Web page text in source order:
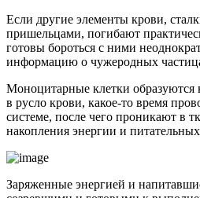
Если другие элементы крови,
пришельцами, погибают
готовы бороться с ними
информацию о чужеродных
Моноцитарные клетки образуются
в русло крови, какое-то время
системе, после чего проникают в
накопления энергии и
Заряженные энергией и